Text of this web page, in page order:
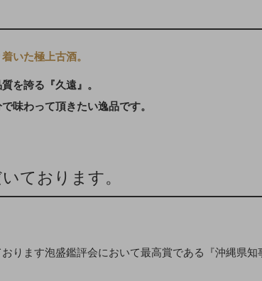
いた極上古酒。
を誇る『久遠』。
味わって頂きたい逸品です。
ております。
ります泡盛鑑評会において最高賞である『沖縄県知